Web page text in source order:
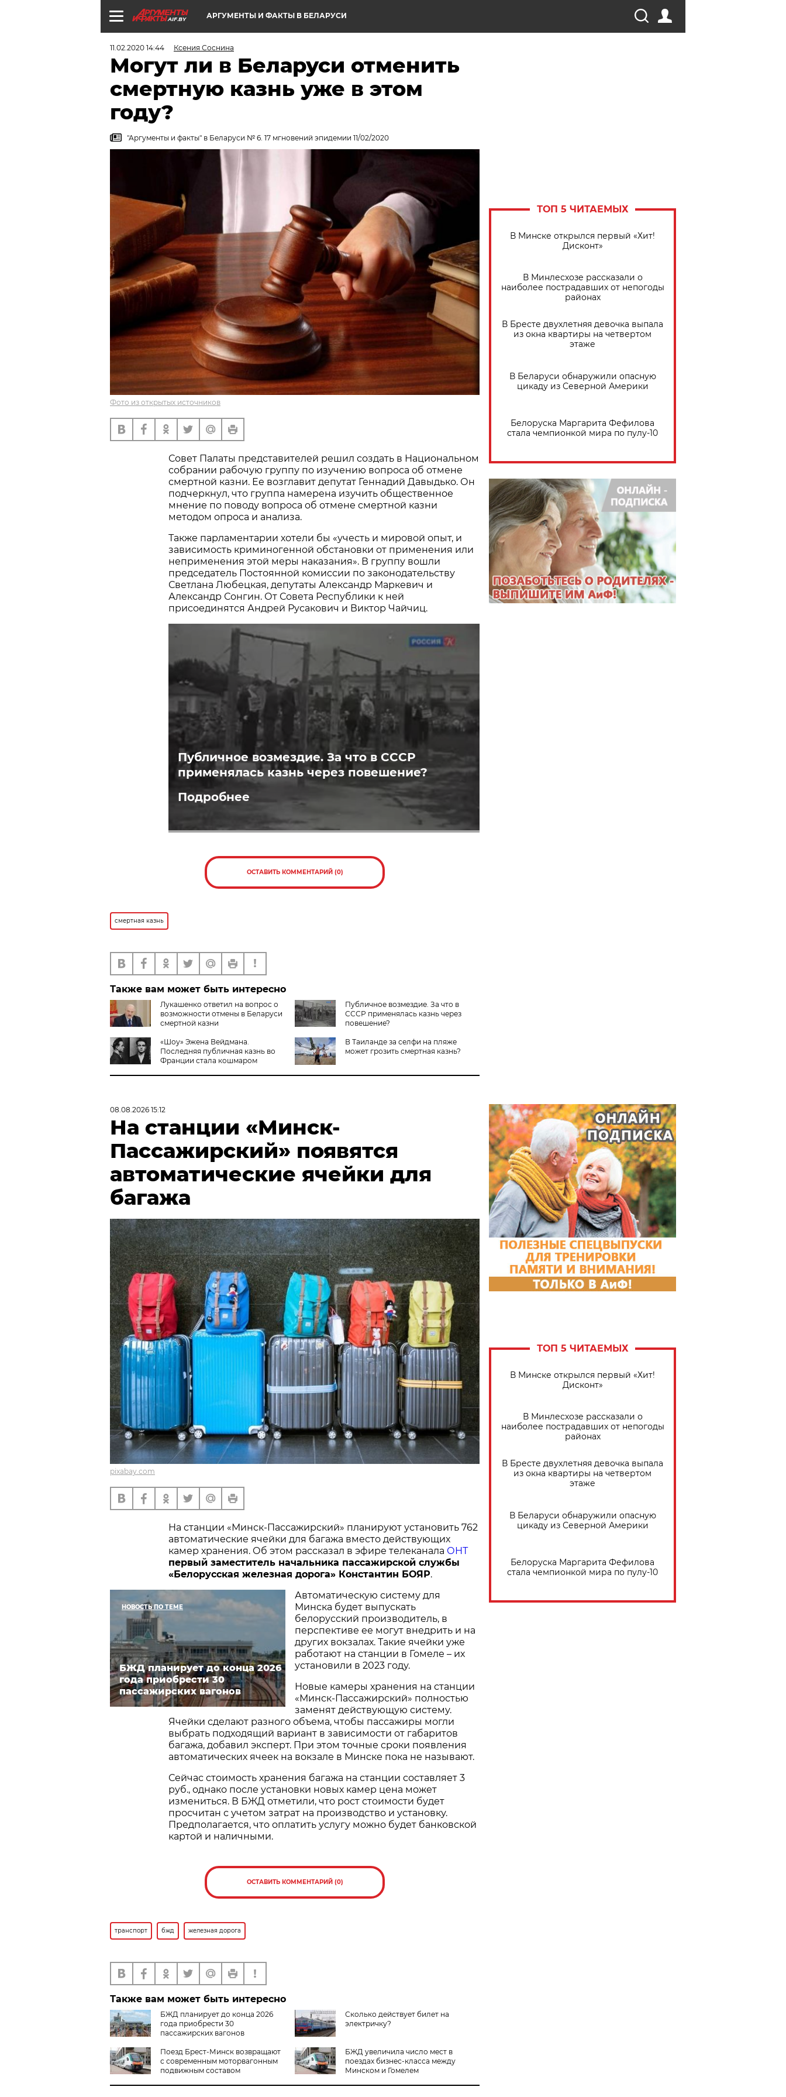
AIF.BY АРГУМЕНТЫ И ФАКТЫ В БЕЛАРУСИ
11.02.2020 14:44 Ксения Соснина
Могут ли в Беларуси отменить
смертную казнь уже в этом
году?
"Аргументы и факты" в Беларуси № 6. 17 мгновений эпидемии 11/02/2020
Фото из открытых источников
Совет Палаты представителей решил создать в Национальном
собрании рабочую группу по изучению вопроса об отмене
смертной казни. Ее возглавит депутат Геннадий Давыдько. Он
подчеркнул, что группа намерена изучить общественное
мнение по поводу вопроса об отмене смертной казни
методом опроса и анализа.
Также парламентарии хотели бы «учесть и мировой опыт, и
зависимость криминогенной обстановки от применения или
неприменения этой меры наказания». В группу вошли
председатель Постоянной комиссии по законодательству
Светлана Любецкая, депутаты Александр Маркевич и
Александр Сонгин. От Совета Республики к ней
присоединятся Андрей Русакович и Виктор Чайчиц.
Публичное возмездие. За что в СССР
применялась казнь через повешение?
Подробнее
ОСТАВИТЬ КОММЕНТАРИЙ (0)
смертная казнь
Также вам может быть интересно
Лукашенко ответил на вопрос о
возможности отмены в Беларуси
смертной казни
Публичное возмездие. За что в
СССР применялась казнь через
повешение?
«Шоу» Эжена Вейдмана.
Последняя публичная казнь во
Франции стала кошмаром
В Таиланде за селфи на пляже
может грозить смертная казнь?
ТОП 5 ЧИТАЕМЫХ
В Минске открылся первый «Хит!
Дисконт»
В Минлесхозе рассказали о
наиболее пострадавших от непогоды
районах
В Бресте двухлетняя девочка выпала
из окна квартиры на четвертом
этаже
В Беларуси обнаружили опасную
цикаду из Северной Америки
Белоруска Маргарита Фефилова
стала чемпионкой мира по пулу-10
08.08.2026 15:12
На станции «Минск-
Пассажирский» появятся
автоматические ячейки для
багажа
pixabay.com
На станции «Минск-Пассажирский» планируют установить 762
автоматические ячейки для багажа вместо действующих
камер хранения. Об этом рассказал в эфире телеканала ОНТ
первый заместитель начальника пассажирской службы
«Белорусская железная дорога» Константин БОЯР.
НОВОСТЬ ПО ТЕМЕ
БЖД планирует до конца 2026
года приобрести 30
пассажирских вагонов
Автоматическую систему для
Минска будет выпускать
белорусский производитель, в
перспективе ее могут внедрить и на
других вокзалах. Такие ячейки уже
работают на станции в Гомеле – их
установили в 2023 году.
Новые камеры хранения на станции
«Минск-Пассажирский» полностью
заменят действующую систему.
Ячейки сделают разного объема, чтобы пассажиры могли
выбрать подходящий вариант в зависимости от габаритов
багажа, добавил эксперт. При этом точные сроки появления
автоматических ячеек на вокзале в Минске пока не называют.
Сейчас стоимость хранения багажа на станции составляет 3
руб., однако после установки новых камер цена может
измениться. В БЖД отметили, что рост стоимости будет
просчитан с учетом затрат на производство и установку.
Предполагается, что оплатить услугу можно будет банковской
картой и наличными.
ОСТАВИТЬ КОММЕНТАРИЙ (0)
транспорт бжд железная дорога
Также вам может быть интересно
БЖД планирует до конца 2026
года приобрести 30
пассажирских вагонов
Сколько действует билет на
электричку?
Поезд Брест-Минск возвращают
с современным моторвагонным
подвижным составом
БЖД увеличила число мест в
поездах бизнес-класса между
Минском и Гомелем
ТОП 5 ЧИТАЕМЫХ
В Минске открылся первый «Хит!
Дисконт»
В Минлесхозе рассказали о
наиболее пострадавших от непогоды
районах
В Бресте двухлетняя девочка выпала
из окна квартиры на четвертом
этаже
В Беларуси обнаружили опасную
цикаду из Северной Америки
Белоруска Маргарита Фефилова
стала чемпионкой мира по пулу-10